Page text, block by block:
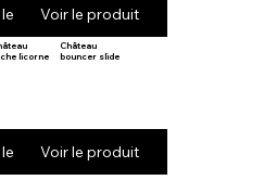
produit
Voir le produit
licorne
produit
Château
bouncer slide
Voir le produit